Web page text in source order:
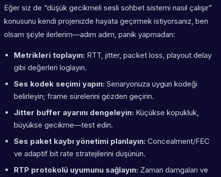
Eğer siz de “düşük gecikmeli sesli sohbet sistemi nasıl çalışır”
konusunu kendi projenizde hayata geçirmek istiyorsanız, ben
olsam şöyle ilerlerim—adım adım, panik yapmadan:
Metrikleri toplayın: RTT, jitter, packet loss, playout delay
gibi değerleri loglayın.
Ses kodek seçimi yapın: Senaryonuza uygun kodeği
belirleyin; frame sürelerini gözden geçirin.
Jitter buffer ayarını dengeleyin: Küçükse kopukluk,
büyükse gecikme—test edin.
Ses paket kaybı yönetimi planlayın: Concealment/FEC
ve adaptif bit rate stratejilerini düşünün.
RTP protokolü uyumunu sağlayın: Zaman damgaları ve